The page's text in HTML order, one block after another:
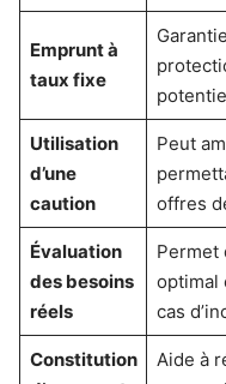
Emprunt à
taux fixe
Utilisation
d’une
caution
Peut
offres
Évaluation
des besoins
réels
Permet
optimal
cas
Constitution
Aide à